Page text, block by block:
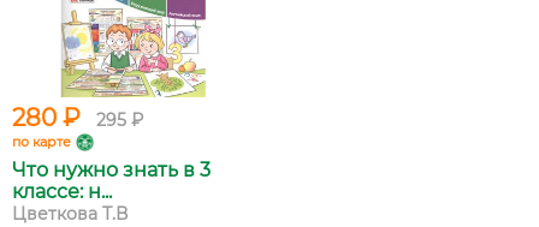
280 ₽ 295 ₽
по карте
Что нужно знать в 3
классе: н...
Цветкова Т.В